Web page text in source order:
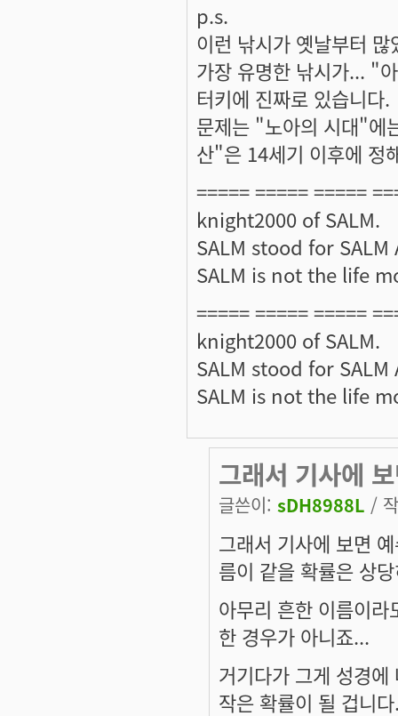
p.s.
이런 낚시가 옛날부터 많
가장 유명한 낚시가... "
터키에 진짜로 있습니다.
문제는 "노아의 시대"에
산"은 14세기 이후에 정
===== ===== =====
knight2000 of SALM.
SALM stood for
SALM is not the life
===== ===== =====
knight2000 of SALM.
SALM stood for
SALM is not the life
그래서 기사에
글쓴이: sDH8988L /
그래서 기사에 보면
름이 같을 확률은 상
아무리 흔한 이름이
한 경우가 아니죠...
거기다가 그게 성경
작은 확률이 될 겁니